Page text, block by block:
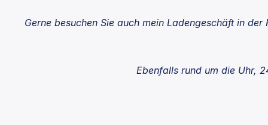
an Tieren getestet.Verpackung aus
Provence sein. Jede Nummer der Kollektion
steht für einen besonderen Duft, der aus
Gerne besuchen Sie auch mein Ladengeschäft in
Ebenfalls rund um die Uhr,